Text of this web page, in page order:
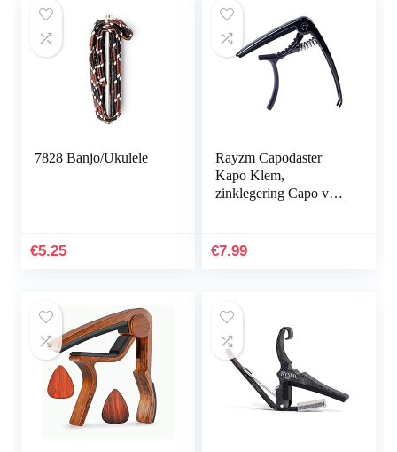
7828 Banjo/Ukulele
€5.25
Rayzm Capodaster
Kapo Klem,
zinklegering Capo voor
klassieke gitaar,
€7.99